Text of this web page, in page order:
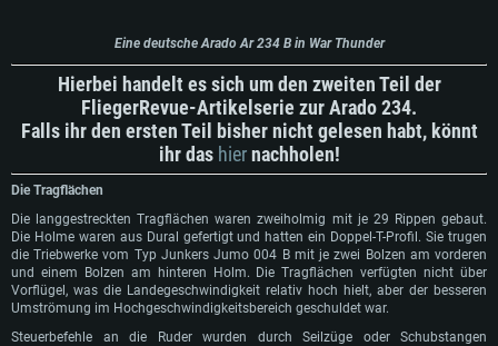
Eine deutsche Arado Ar 234 B in War Thunder
Hierbei handelt es sich um den zweiten Teil der
FliegerRevue-Artikelserie zur Arado 234.
Falls ihr den ersten Teil bisher nicht gelesen habt, könnt
ihr das hiernachholen!
Die Tragflächen
Die langgestreckten Tragflächen waren zweiholmig mit je 29 Rippen gebaut.
Die Holme waren aus Dural gefertigt und hatten ein Doppel-T-Profil. Sie trugen
die Triebwerke vom Typ Junkers Jumo 004 B mit je zwei Bolzen am vorderen
und einem Bolzen am hinteren Holm. Die Tragflächen verfügten nicht über
Vorflügel, was die Landegeschwindigkeit relativ hoch hielt, aber der besseren
Umströmung im Hochgeschwindigkeitsbereich geschuldet war.
Steuerbefehle an die Ruder wurden durch Seilzüge oder Schubstangen